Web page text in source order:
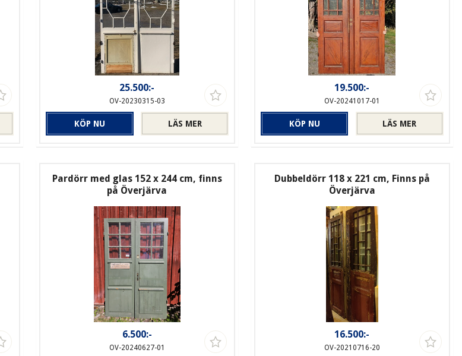
25.500:-
OV-20230315-03
LÄS MER
KÖP NU
19.500:-
OV-20241017-01
LÄS MER
KÖP NU
Pardörr med glas 152 x 244 cm, finns
på Överjärva
6.500:-
OV-20240627-01
Dubbeldörr 118 x 221 cm, Finns på
Överjärva
16.500:-
OV-20210716-20